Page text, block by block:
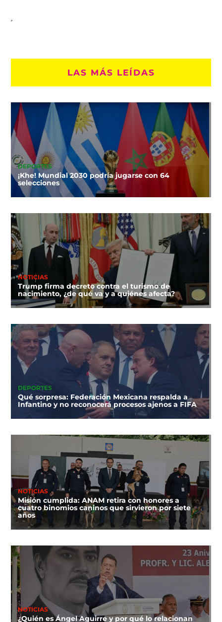
LAS MÁS LEÍDAS
DEPORTES
¡Khe! Mundial 2030 podría jugarse con 64
selecciones
NOTICIAS
Trump firma decreto contra el turismo de
nacimiento, ¿de qué va y a quiénes afecta?
DEPORTES
Qué sorpresa: Federación Mexicana respalda a
Infantino y no reconocerá procesos ajenos a FIFA
NOTICIAS
Misión cumplida: ANAM retira con honores a
cuatro binomios caninos que sirvieron por siete
años
NOTICIAS
¿Quién es Ángel Aguirre y por qué lo relacionan